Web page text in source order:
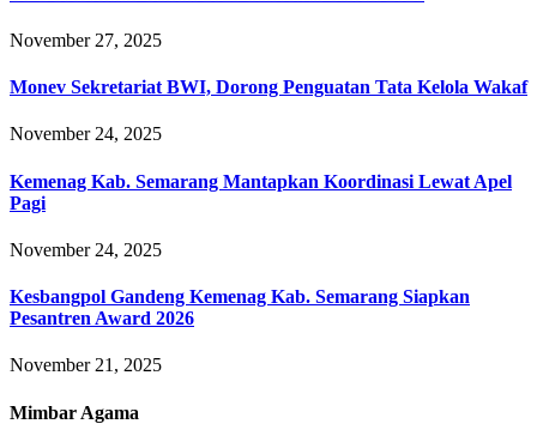
November 27, 2025
Monev Sekretariat BWI, Dorong Penguatan Tata Kelola Wakaf
November 24, 2025
Kemenag Kab. Semarang Mantapkan Koordinasi Lewat Apel
Pagi
November 24, 2025
Kesbangpol Gandeng Kemenag Kab. Semarang Siapkan
Pesantren Award 2026
November 21, 2025
Mimbar Agama